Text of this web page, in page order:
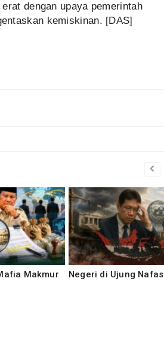
dengan upaya pemerintah
kemiskinan. [DAS]
Makmur Negeri di Ujung Nafas